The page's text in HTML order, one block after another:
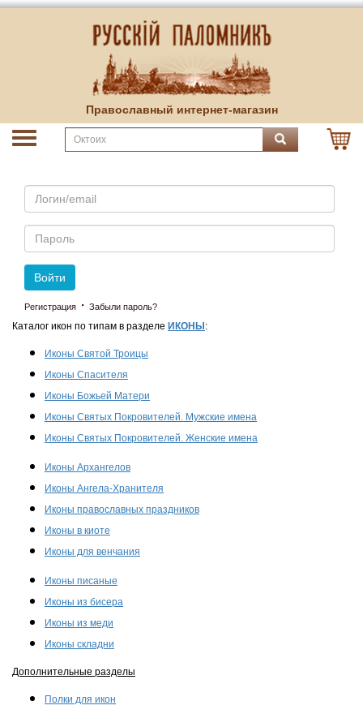
Православный интернет-магазин
Email
Пароль
Войти
Регистрация · Забыли пароль?
Каталог икон по типам в разделе ИКОНЫ :
Иконы Святой Троицы
Иконы Спасителя
Иконы Божьей Матери
Иконы Святых Покровителей. Мужские имена
Иконы Святых Покровителей. Женские имена
Иконы Архангелов
Иконы Ангела-Хранителя
Иконы православных праздников
Иконы в киоте
Иконы для венчания
Иконы писаные
Иконы из бисера
Иконы из меди
Иконы складни
Дополнительные разделы
Полки для икон